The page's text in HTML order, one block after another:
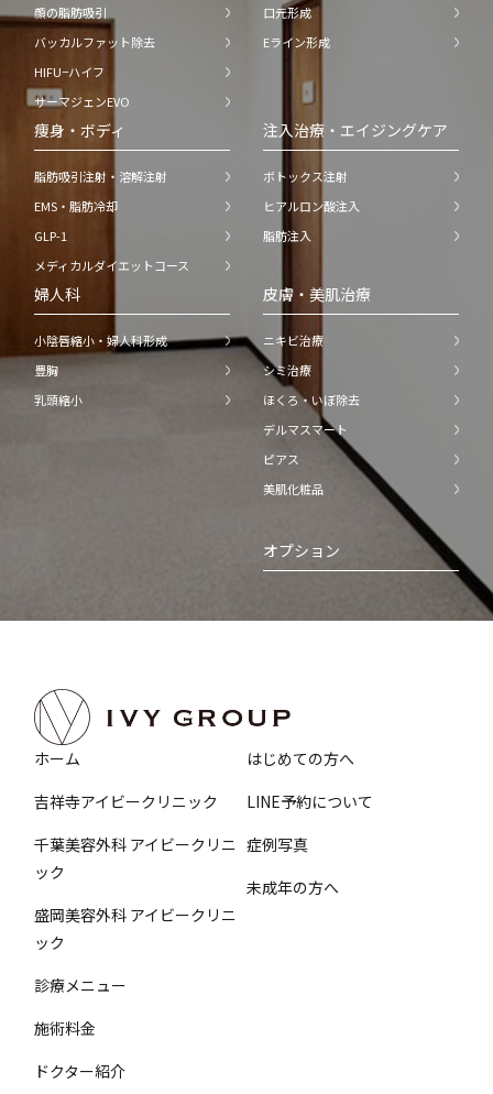
顔の脂肪吸引
バッカルファット除去
HIFU−ハイフ
サーマジェンEVO
口元形成
Eライン形成
痩身・ボディ
脂肪吸引注射・溶解注射
EMS・脂肪冷却
GLP-1
メディカルダイエットコース
注入治療・エイジングケア
ボトックス注射
ヒアルロン酸注入
脂肪注入
婦人科
小陰唇縮小・婦人科形成
豊胸
乳頭縮小
皮膚・美肌治療
ニキビ治療
シミ治療
ほくろ・いぼ除去
デルマスマート
ピアス
美肌化粧品
オプション
ホーム
吉祥寺アイビークリニック
千葉美容外科 アイビークリニ
ック
盛岡美容外科 アイビークリニ
ック
診療メニュー
施術料金
ドクター紹介
はじめての方へ
LINE予約について
症例写真
未成年の方へ